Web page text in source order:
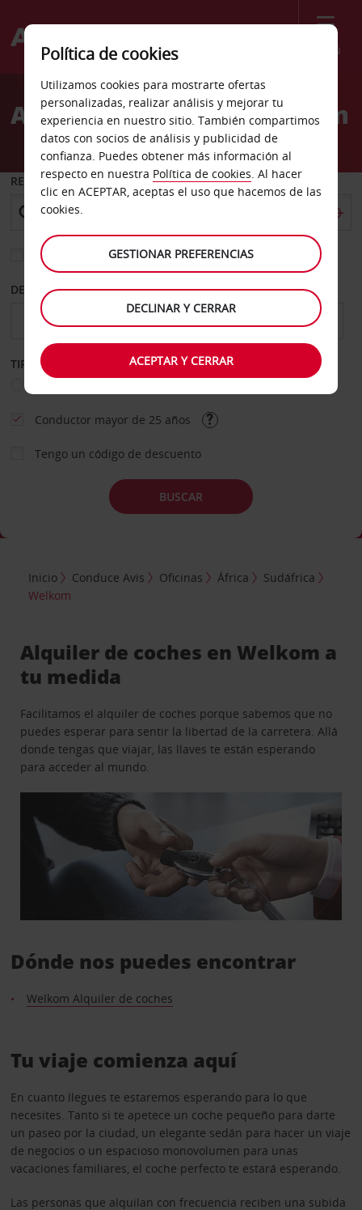
Menú
Welcome
AvisAlquiler de coches Welkom
RECOGER EN
Elegir otra oficina de devolución
DESDE HASTA
TIPO DE ALQUILER
Conductor mayor de 25 años
Tengo un código de descuento
BUSCAR
Inicio Conduce Avis Oficinas África
Sudáfrica
Welkom
Alquiler de coches en Welkom a
tu medida
Facilitamos el alquiler de coches porque sabemos que no
puedes esperar para sentir la libertad de la carretera. Allá
donde tengas que viajar, las llaves te están esperando
para acceder al mundo.
Dónde nos puedes encontrar
Welkom Alquiler de coches
Tu viaje comienza aquí
En cuanto llegues te estaremos esperando para lo que
necesites. Tanto si te apetece un coche pequeño para darte
un paseo por la ciudad, un elegante sedán para hacer un viaje
de negocios o un espacioso monovolumen para unas
vacaciones familiares, el coche perfecto te estará esperando.
Las personas que alquilan con frecuencia reciben una subida
Política de cookies
Utilizamos cookies para mostrarte ofertas
personalizadas, realizar análisis y mejorar tu
experiencia en nuestro sitio. También compartimos
datos con socios de análisis y publicidad de
confianza. Puedes obtener más información al
respecto en nuestra Política de cookies. Al hacer
clic en ACEPTAR, aceptas el uso que hacemos de las
cookies.
GESTIONAR PREFERENCIAS
DECLINAR Y CERRAR
ACEPTAR Y CERRAR